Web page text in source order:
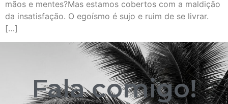
mãos e mentes?Mas estamos cobertos com a maldição
da insatisfação. O egoísmo é sujo e ruim de se livrar.
[…]
Fala comigo!